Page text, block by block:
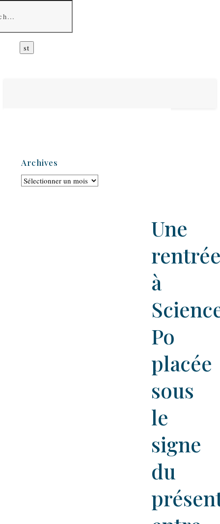
Archives
Archives
Une
à
Po
placée
sous
le
signe
du